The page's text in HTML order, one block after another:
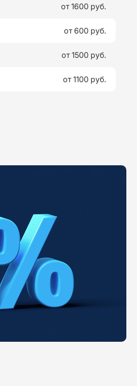
от 1600 руб.
от 600 руб.
от 1500 руб.
от 1100 руб.